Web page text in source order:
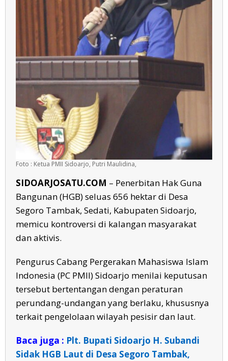
Foto : Ketua PMII Sidoarjo, Putri Maulidina,
SIDOARJOSATU.COM – Penerbitan Hak Guna
Bangunan (HGB) seluas 656 hektar di Desa
Segoro Tambak, Sedati, Kabupaten Sidoarjo,
memicu kontroversi di kalangan masyarakat
dan aktivis.
Pengurus Cabang Pergerakan Mahasiswa Islam
Indonesia (PC PMII) Sidoarjo menilai keputusan
tersebut bertentangan dengan peraturan
perundang-undangan yang berlaku, khususnya
terkait pengelolaan wilayah pesisir dan laut.
Baca juga : Plt. Bupati Sidoarjo H. Subandi
Sidak HGB Laut di Desa Segoro Tambak,